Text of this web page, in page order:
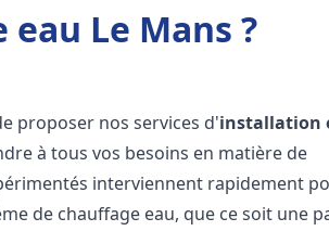
Le Mans ?
proposer nos services d'installation
à tous vos besoins en matière de
interviennent rapidement
de chauffage eau, que ce soit une